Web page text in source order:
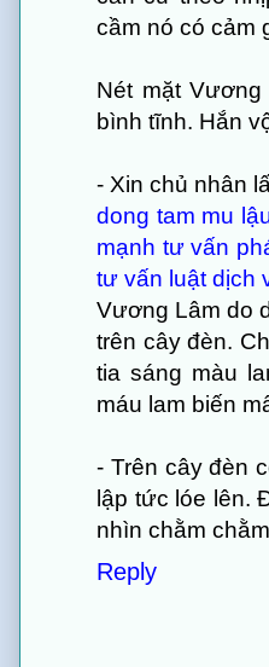
cầm nó có cảm
Nét mặt
bình tĩnh. Hắn
- Xin chủ nhân
dong tam mu
mạnh tư vấn
tư vấn luật dịch
Vương Lâm do
trên cây đèn.
tia sáng màu
máu lam biến
- Trên cây đèn
lập tức lóe lên.
nhìn chằm
Reply